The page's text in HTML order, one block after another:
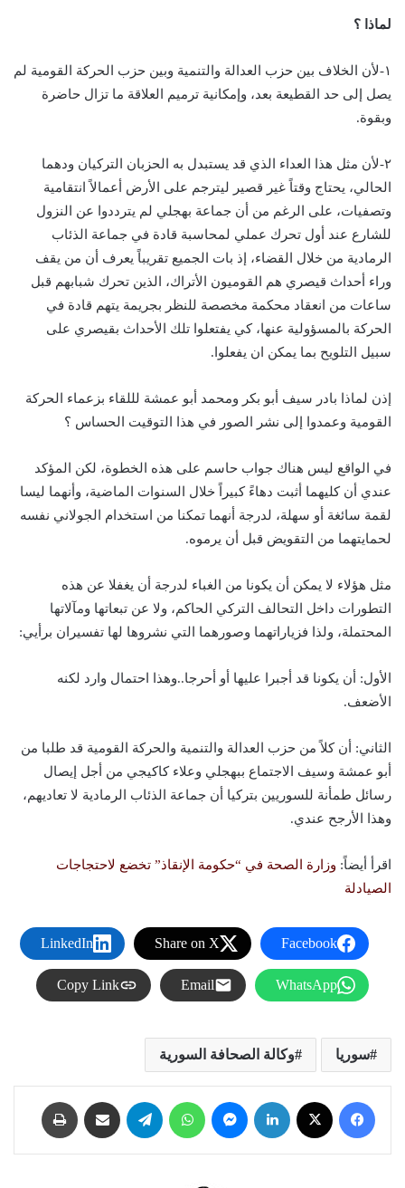
لماذا ؟
١-لأن الخلاف بين حزب العدالة والتنمية وبين حزب الحركة القومية لم
يصل إلى حد القطيعة بعد، وإمكانية ترميم العلاقة ما تزال حاضرة
وبقوة.
٢-لأن مثل هذا العداء الذي قد يستبدل به الحزبان التركيان ودهما
الحالي، يحتاج وقتاً غير قصير ليترجم على الأرض أعمالاً انتقامية
وتصفيات، على الرغم من أن جماعة بهجلي لم يترددوا عن النزول
للشارع عند أول تحرك عملي لمحاسبة قادة في جماعة الذئاب
الرمادية من خلال القضاء، إذ بات الجميع تقريباً يعرف أن من يقف
وراء أحداث قيصري هم القوميون الأتراك، الذين تحرك شبابهم قبل
ساعات من انعقاد محكمة مخصصة للنظر بجريمة يتهم قادة في
الحركة بالمسؤولية عنها، كي يفتعلوا تلك الأحداث بقيصري على
سبيل التلويح بما يمكن ان يفعلوا.
إذن لماذا بادر سيف أبو بكر ومحمد أبو عمشة لللقاء بزعماء الحركة
القومية وعمدوا إلى نشر الصور في هذا التوقيت الحساس ؟
في الواقع ليس هناك جواب حاسم على هذه الخطوة، لكن المؤكد
عندي أن كليهما أثبت دهاءً كبيراً خلال السنوات الماضية، وأنهما ليسا
لقمة سائغة أو سهلة، لدرجة أنهما تمكنا من استخدام الجولاني نفسه
لحمايتهما من التقويض قبل أن يرموه.
مثل هؤلاء لا يمكن أن يكونا من الغباء لدرجة أن يغفلا عن هذه
التطورات داخل التحالف التركي الحاكم، ولا عن تبعاتها ومآلاتها
المحتملة، ولذا فزياراتهما وصورهما التي نشروها لها تفسيران برأيي:
الأول: أن يكونا قد أجبرا عليها أو أحرجا..وهذا احتمال وارد لكنه
الأضعف.
الثاني: أن كلاً من حزب العدالة والتنمية والحركة القومية قد طلبا من
أبو عمشة وسيف الاجتماع ببهجلي وعلاء كاكيجي من أجل إيصال
رسائل طمأنة للسوريين بتركيا أن جماعة الذئاب الرمادية لا تعاديهم،
وهذا الأرجح عندي.
اقرأ أيضاً: وزارة الصحة في “حكومة الإنقاذ” تخضع لاحتجاجات
الصيادلة
Facebook
Share on X
LinkedIn
WhatsApp
Email
Copy Link
سوريا وكالة الصحافة السورية
فيسبوك لينكدإن ماسنجر واتساب تيلقرام مشاركة عبر البريد